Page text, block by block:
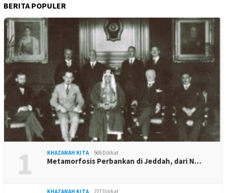
BERITA POPULER
1 KHAZANAH KITA 569 Dilihat
Metamorfosis Perbankan di Jeddah, dari N…
KHAZANAH KITA 227 Dilihat